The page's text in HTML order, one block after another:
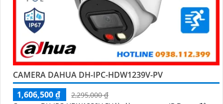
CAMERA DAHUA DH-IPC-HDW1239V-PV
1,606,500 ₫
2,295,000 ₫